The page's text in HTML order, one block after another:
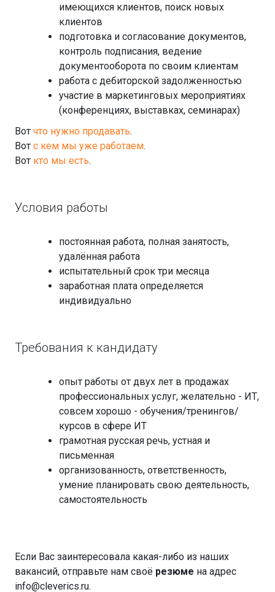
имеющихся клиентов, поиск новых
клиентов
подготовка и согласование документов,
контроль подписания, ведение
документооборота по своим клиентам
работа с дебиторской задолженностью
участие в маркетинговых мероприятиях
(конференциях, выставках, семинарах)
Вот что нужно продавать.
Вот с кем мы уже работаем.
Вот кто мы есть.
Условия работы
постоянная работа, полная занятость,
удалённая работа
испытательный срок три месяца
заработная плата определяется
индивидуально
Требования к кандидату
опыт работы от двух лет в продажах
профессиональных услуг, желательно - ИТ,
совсем хорошо - обучения/тренингов/
курсов в сфере ИТ
грамотная русская речь, устная и
письменная
организованность, ответственность,
умение планировать свою деятельность,
самостоятельность
Если Вас заинтересовала какая-либо из наших
вакансий, отправьте нам своё резюме на адрес
info@cleverics.ru.